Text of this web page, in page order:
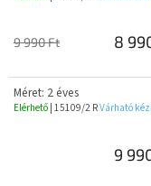
9 990 Ft 8
Méret: 2 éves
Elérhető | 15109/2 RVárható
9